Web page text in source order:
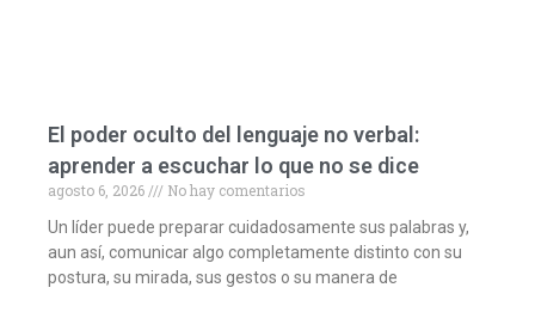
El poder oculto del lenguaje no verbal:
aprender a escuchar lo que no se dice
agosto 6, 2026
No hay comentarios
Un líder puede preparar cuidadosamente sus palabras y,
aun así, comunicar algo completamente distinto con su
postura, su mirada, sus gestos o su manera de